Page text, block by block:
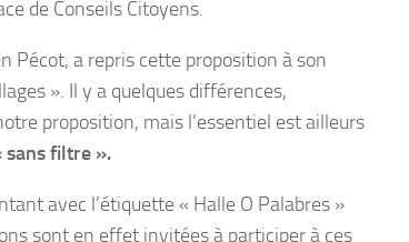
de Conseils Citoyens.
Pécot, a repris cette proposition à son
». Il y a quelques différences,
proposition, mais l’essentiel est ailleurs
sans filtre ».
avec l’étiquette « Halle O Palabres »
sont en effet invitées à participer à ces